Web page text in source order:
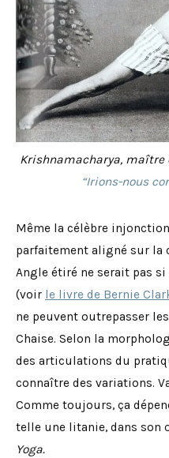
Krishnamacharya, maître
“Irions-nous
Même la célèbre
parfaitement aligné sur la
Angle étiré ne serait pas
(voir le livre de Bernie
ne peuvent outrepasser
Chaise. Selon la
des articulations du
connaître des variations.
Comme toujours, ça
telle une litanie, dans son
Yoga.